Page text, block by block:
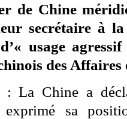
de Chine
secrétaire à
usage
des
La Chine a
exprimé sa